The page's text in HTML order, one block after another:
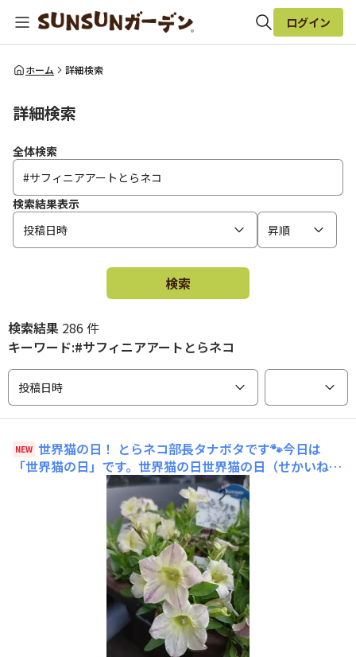
全体検索
ログイン
ホーム 詳細検索
詳細検索
全体検索
検索結果表示
投稿日時
昇順
検索
検索結果 286 件
キーワード:#サフィニアアートとらネコ
投稿日時
NEW 世界猫の日！ とらネコ部長タナボタです🐾今日は
「世界猫の日」です。世界猫の日世界猫の日（せかいねこ
のひ、英語：International Cat Day）は、毎年8月8日に
行われる記念日。2002年に国際動物福祉基金（英語版）
によって創設された。Wikipediaよりサフィニアアートと
らネコのタグには、茶トラの写